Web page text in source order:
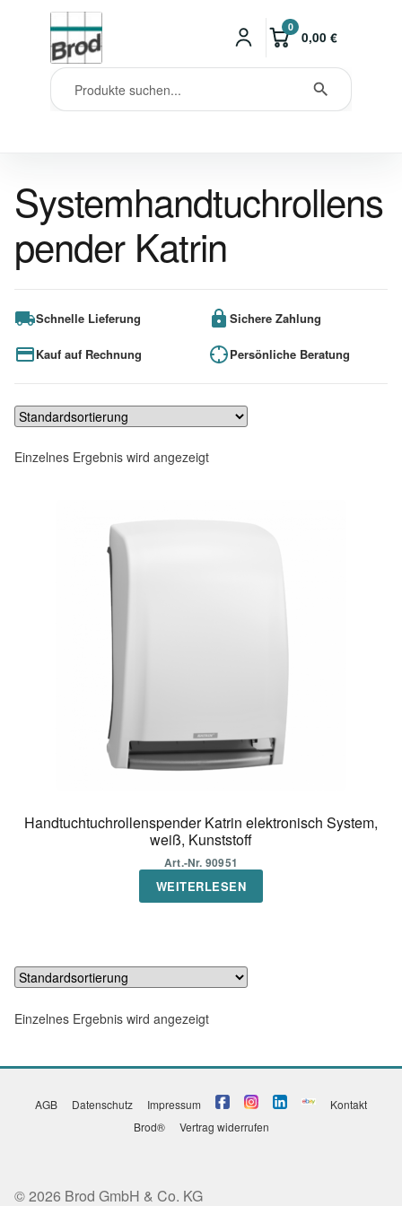
0
0,00 €
Systemhandtuchrollens
pender Katrin
Schnelle Lieferung Sichere Zahlung
Kauf auf Rechnung Persönliche Beratung
Einzelnes Ergebnis wird angezeigt
Handtuchtuchrollenspender Katrin elektronisch System,
weiß, Kunststoff
Art.-Nr. 90951
WEITERLESEN
Einzelnes Ergebnis wird angezeigt
AGB Datenschutz Impressum
Kontakt
Brod®
Vertrag widerrufen
© 2026 Brod GmbH & Co. KG